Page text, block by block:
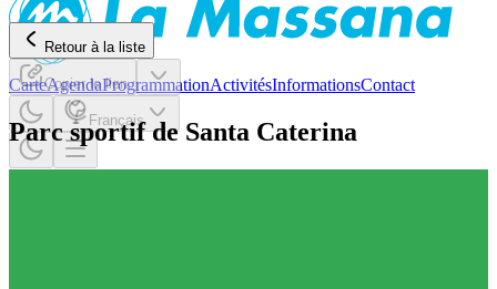
CarteAgendaProgrammationActivitésInformationsContact
Français
Retour à la liste
Copier le lien
Parc sportif de Santa Caterina